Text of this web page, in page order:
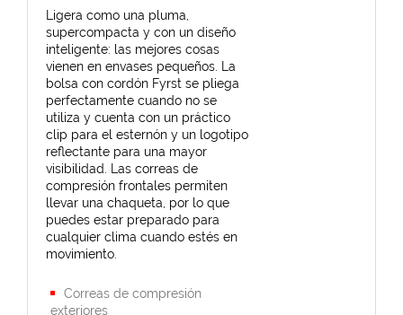
Ligera como una pluma,
supercompacta y con un diseño
inteligente: las mejores cosas
vienen en envases pequeños. La
bolsa con cordón Fyrst se pliega
perfectamente cuando no se
utiliza y cuenta con un práctico
clip para el esternón y un logotipo
reflectante para una mayor
visibilidad. Las correas de
compresión frontales permiten
llevar una chaqueta, por lo que
puedes estar preparado para
cualquier clima cuando estés en
movimiento.
Correas de compresión
exteriores